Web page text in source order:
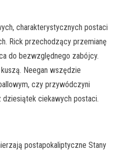
charakterystycznych postaci
Rick przechodzący przemianę
do bezwzględnego zabójcy.
Neegan wszędzie
czy przywódczyni
dziesiątek ciekawych postaci.
postapokaliptyczne Stany